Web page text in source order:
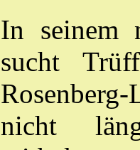
In seinem
sucht
nicht